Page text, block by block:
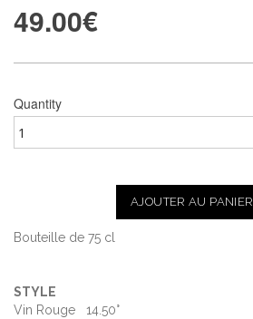
49.00€
Quantity
AJOUTER AU PANIER
Bouteille de 75 cl
STYLE
Vin Rouge 14.50°